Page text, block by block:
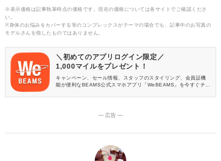
※表示価格は記事執筆時点の価格です。現在の価格については各サイトでご確認くださ
い。
※身体のお悩みをカバーする等のコンプレックスがテーマの場合でも、記事中のお写真の
モデルさんを指したものではありません。
＼初めてのアプリログイン限定／
1,000マイルをプレゼント！
キャンペーン、セール情報、スタッフのスタイリング、会員証機
能が便利なBEAMS公式スマホアプリ「WeBEAMS」を今すぐチェ
― 広告 ―